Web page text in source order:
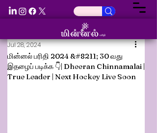
மின்னல் பரிதி 2024 &#8211; 30 வது
இதழைப் படிக்க 👇| Dheeran Chinnamalai |
True Leader | Next Hockey Live Soon
Jul 28, 2024